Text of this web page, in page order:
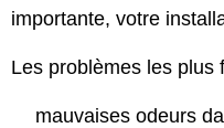
importante, votre
Les problèmes les plus
mauvaises odeurs